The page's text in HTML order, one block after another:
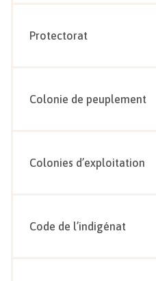
Protectorat
Colonie de peuplement
Colonies d’exploitation
Code de l’indigénat